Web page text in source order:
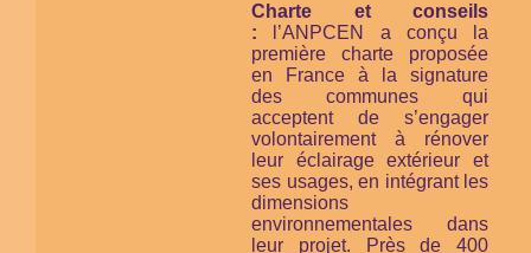
Charte et conseils
: l’ANPCEN a conçu la
première charte proposée
en France à la signature
des communes qui
acceptent de s’engager
volontairement à rénover
leur éclairage extérieur et
ses usages, en intégrant les
dimensions
environnementales dans
leur projet. Près de 400